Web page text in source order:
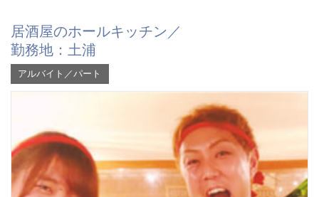
居酒屋のホールキッチン／
勤務地：土浦
アルバイト／パート